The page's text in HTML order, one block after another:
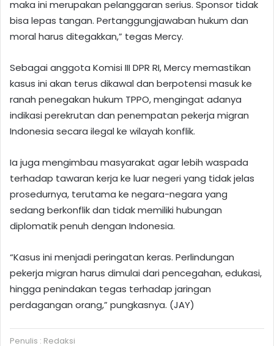
maka ini merupakan pelanggaran serius. Sponsor tidak
bisa lepas tangan. Pertanggungjawaban hukum dan
moral harus ditegakkan,” tegas Mercy.
Sebagai anggota Komisi III DPR RI, Mercy memastikan
kasus ini akan terus dikawal dan berpotensi masuk ke
ranah penegakan hukum TPPO, mengingat adanya
indikasi perekrutan dan penempatan pekerja migran
Indonesia secara ilegal ke wilayah konflik.
Ia juga mengimbau masyarakat agar lebih waspada
terhadap tawaran kerja ke luar negeri yang tidak jelas
prosedurnya, terutama ke negara-negara yang
sedang berkonflik dan tidak memiliki hubungan
diplomatik penuh dengan Indonesia.
“Kasus ini menjadi peringatan keras. Perlindungan
pekerja migran harus dimulai dari pencegahan, edukasi,
hingga penindakan tegas terhadap jaringan
perdagangan orang,” pungkasnya. (JAY)
Penulis : Redaksi